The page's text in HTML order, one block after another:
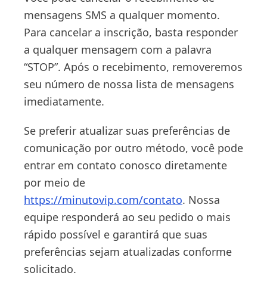
mensagens SMS a qualquer momento.
Para cancelar a inscrição, basta responder
a qualquer mensagem com a palavra
“STOP”. Após o recebimento, removeremos
seu número de nossa lista de mensagens
imediatamente.
Se preferir atualizar suas preferências de
comunicação por outro método, você pode
entrar em contato conosco diretamente
por meio de
https://minutovip.com/contato. Nossa
equipe responderá ao seu pedido o mais
rápido possível e garantirá que suas
preferências sejam atualizadas conforme
solicitado.